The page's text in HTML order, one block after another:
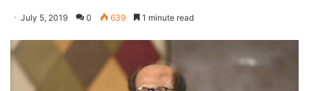
July 5, 2019 0 639 1 minute read